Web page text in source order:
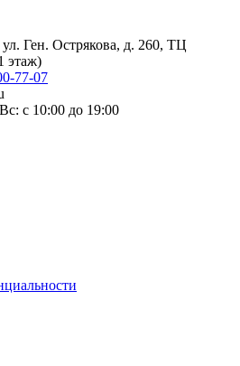
Ген. Острякова, д. 260, ТЦ
этаж)
77-07
с 10:00 до 19:00